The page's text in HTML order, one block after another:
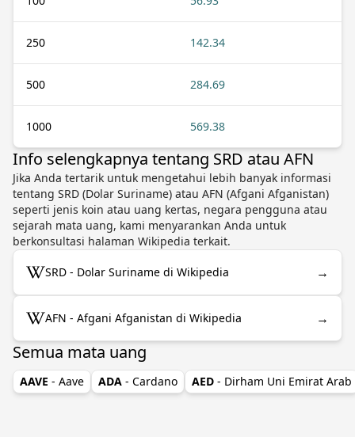
250 142.34
500 284.69
1000 569.38
Info selengkapnya tentang SRD atau AFN
Jika Anda tertarik untuk mengetahui lebih banyak informasi
tentang SRD (Dolar Suriname) atau AFN (Afgani Afganistan)
seperti jenis koin atau uang kertas, negara pengguna atau
sejarah mata uang, kami menyarankan Anda untuk
berkonsultasi halaman Wikipedia terkait.
SRD - Dolar Suriname di Wikipedia →
AFN - Afgani Afganistan di Wikipedia →
Semua mata uang
AAVE - Aave ADA - Cardano AED - Dirham Uni Emirat Arab